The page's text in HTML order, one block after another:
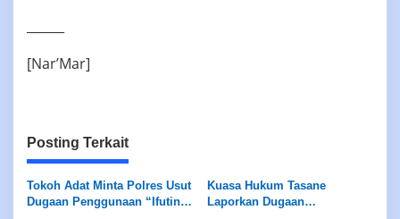
[Nar’Mar]
Posting Terkait
Tokoh Adat Minta Polres Usut
Dugaan Penggunaan “Ifutin”,
Kuasa Hukum Tasane
Laporkan Dugaan